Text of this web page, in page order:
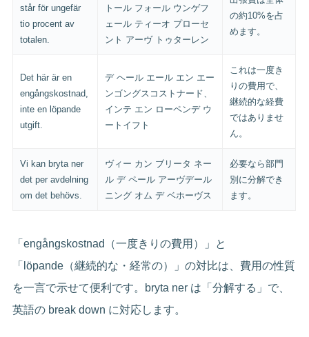
står för ungefär
tio procent av
totalen.
トール フォール ウンゲフ
ェール ティーオ プローセ
ント アーヴ トゥターレン
の約10%を占
めます。
Det här är en
engångskostnad,
inte en löpande
utgift.
デ ヘール エール エン エー
ンゴングスコストナード、
インテ エン ローペンデ ウ
ートイフト
これは一度き
りの費用で、
継続的な経費
ではありませ
ん。
Vi kan bryta ner
det per avdelning
om det behövs.
ヴィー カン ブリータ ネー
ル デ ペール アーヴデール
ニング オム デ ベホーヴス
必要なら部門
別に分解でき
ます。
「engångskostnad（一度きりの費用）」と
「löpande（継続的な・経常の）」の対比は、費用の性質
を一言で示せて便利です。bryta ner は「分解する」で、
英語の break down に対応します。